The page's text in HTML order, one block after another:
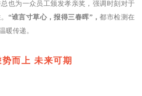
也为一众员工颁发孝亲奖，强调时刻对于
“谁言寸草心，报得三春晖”，都市检测在
暖传递。
势而上 未来可期